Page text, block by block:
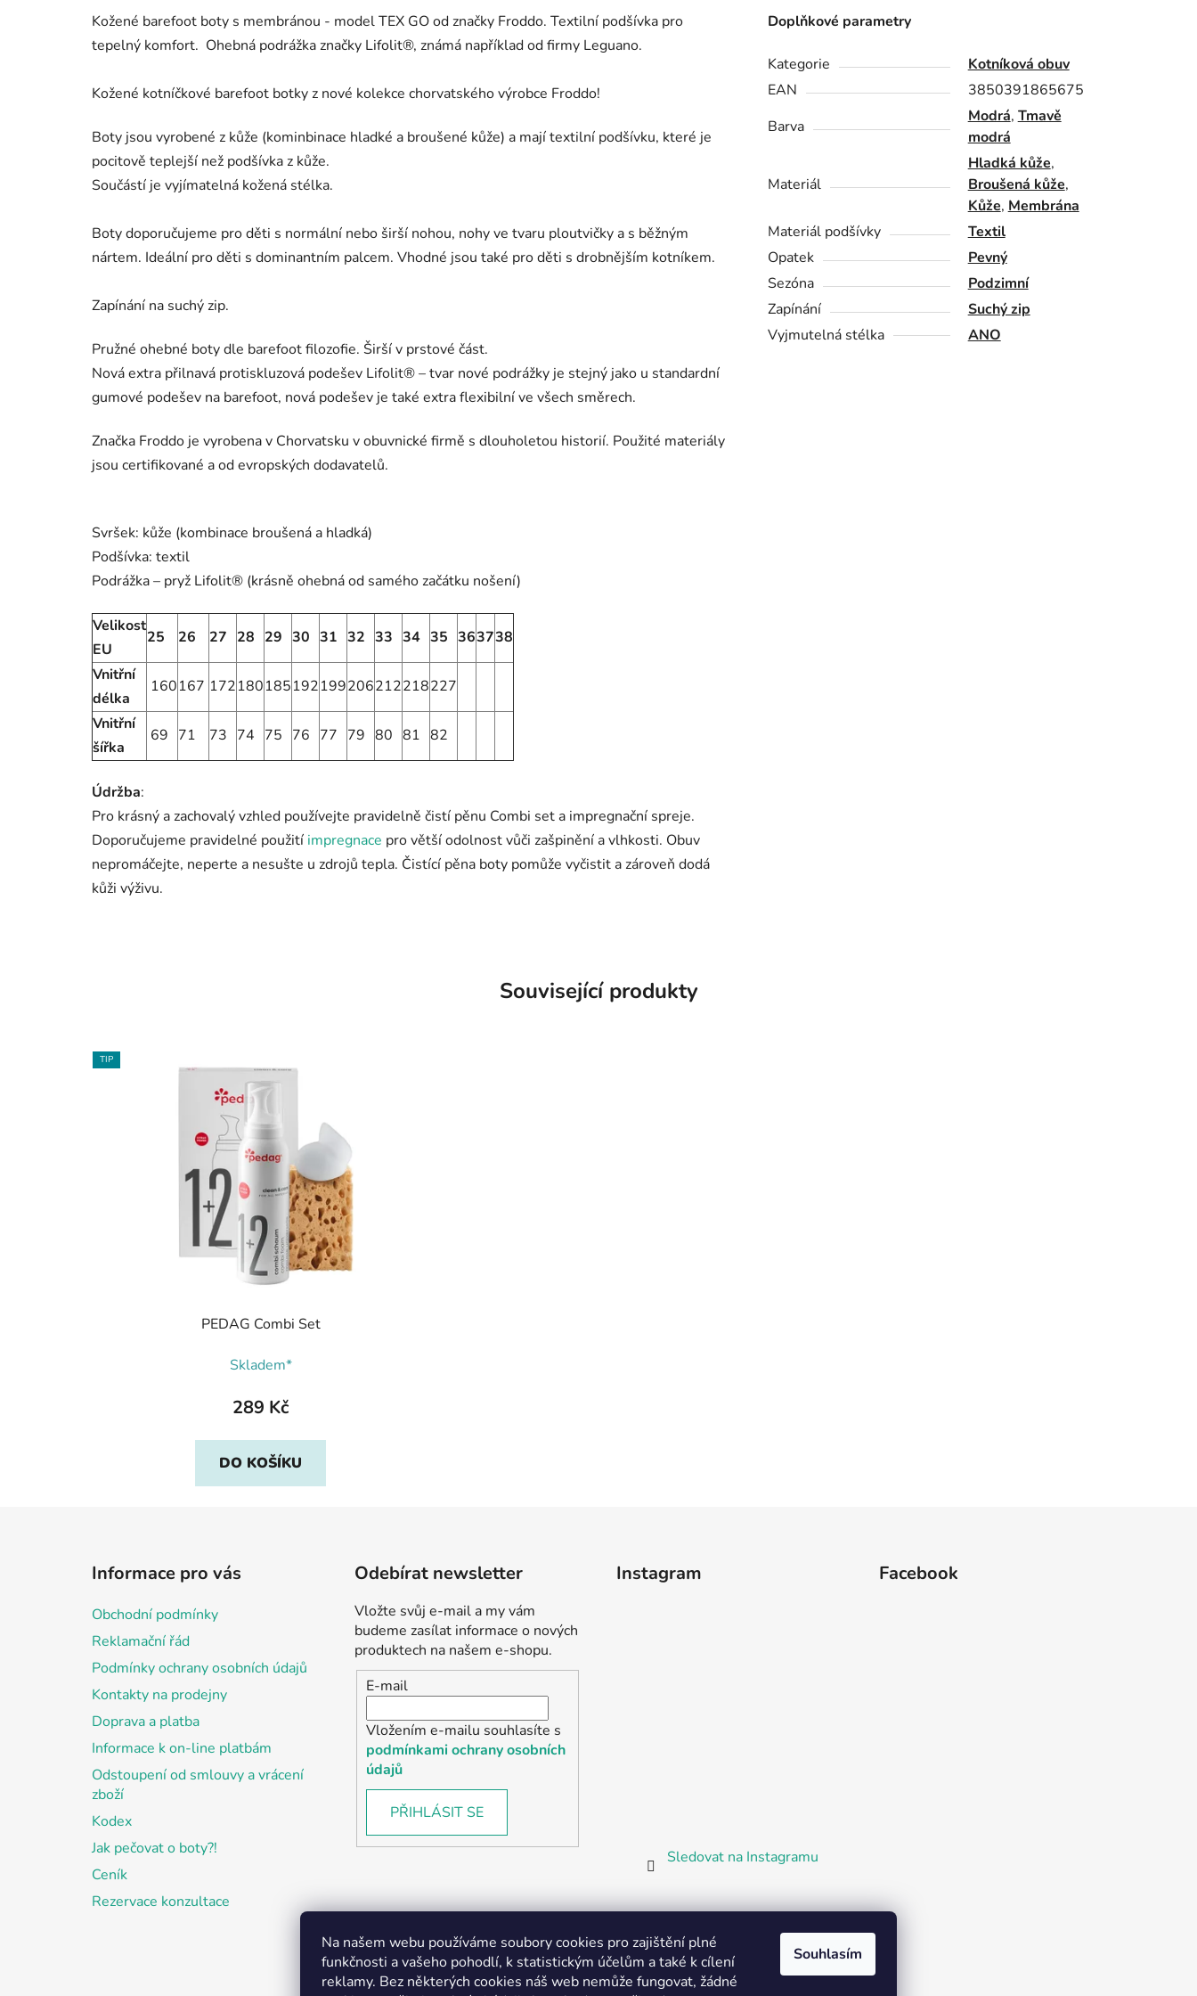
Na našem webu používáme soubory cookies pro zajištění plné
funkčnosti a vašeho pohodlí, k statistickým účelům a také k cílení
reklamy. Bez některých cookies náš web nemůže fungovat, žádné
Souhlasím
Kožené barefoot boty s membránou - model TEX GO od značky Froddo. Textilní podšívka pro
tepelný komfort. Ohebná podrážka značky Lifolit®, známá například od firmy Leguano.
Kožené kotníčkové barefoot botky z nové kolekce chorvatského výrobce Froddo!
Boty jsou vyrobené z kůže (kominbinace hladké a broušené kůže) a mají textilní podšívku, které je
pocitově teplejší než podšívka z kůže.
Součástí je vyjímatelná kožená stélka.
Boty doporučujeme pro děti s normální nebo širší nohou, nohy ve tvaru ploutvičky a s běžným
nártem. Ideální pro děti s dominantním palcem. Vhodné jsou také pro děti s drobnějším kotníkem.
Zapínání na suchý zip.
Pružné ohebné boty dle barefoot filozofie. Širší v prstové část.
Nová extra přilnavá protiskluzová podešev Lifolit® – tvar nové podrážky je stejný jako u standardní
gumové podešev na barefoot, nová podešev je také extra flexibilní ve všech směrech.
Značka Froddo je vyrobena v Chorvatsku v obuvnické firmě s dlouholetou historií. Použité materiály
jsou certifikované a od evropských dodavatelů.
Svršek: kůže (kombinace broušená a hladká)
Podšívka: textil
Podrážka – pryž Lifolit® (krásně ohebná od samého začátku nošení)
Velikost
EU
25 26 27 28 29 30 31 32 33 34 35 363738
Vnitřní
délka
160167 172180185192199206212218227
Vnitřní
šířka
69 71 73 74 75 76 77 79 80 81 82
Údržba:
Pro krásný a zachovalý vzhled používejte pravidelně čistí pěnu Combi set a impregnační spreje.
Doporučujeme pravidelné použití impregnace pro větší odolnost vůči zašpinění a vlhkosti. Obuv
nepromáčejte, neperte a nesušte u zdrojů tepla. Čistící pěna boty pomůže vyčistit a zároveň dodá
kůži výživu.
Doplňkové parametry
Kategorie
Kotníková obuv
EAN
3850391865675
Barva
Modrá, Tmavě
modrá
Materiál
Hladká kůže,
Broušená kůže,
Kůže, Membrána
Materiál podšívky
Textil
Opatek
Pevný
Sezóna
Podzimní
Zapínání
Suchý zip
Vyjmutelná stélka
ANO
Související produkty
TIP
PEDAG Combi Set
Skladem*
289 Kč
DO KOŠÍKU
Informace pro vás
Obchodní podmínky
Reklamační řád
Podmínky ochrany osobních údajů
Kontakty na prodejny
Doprava a platba
Informace k on-line platbám
Odstoupení od smlouvy a vrácení
zboží
Kodex
Jak pečovat o boty?!
Ceník
Rezervace konzultace
Odebírat newsletter
Vložte svůj e-mail a my vám
budeme zasílat informace o nových
produktech na našem e-shopu.
E-mail
Vložením e-mailu souhlasíte s
podmínkami ochrany osobních
údajů
PŘIHLÁSIT SE
Instagram
Sledovat na Instagramu
Facebook